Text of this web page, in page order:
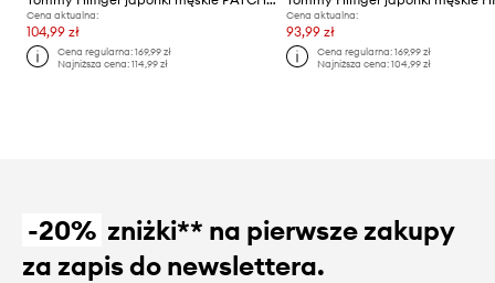
Cena aktualna:
104,99 zł
Cena regularna:169,99 zł
Najniższa cena:114,99 zł
Cena aktualna:
93,99 zł
Cena regularna: 169,99 zł
Najniższa cena: 104,99 zł
-20% zniżki** na pierwsze zakupy
za zapis do newslettera.